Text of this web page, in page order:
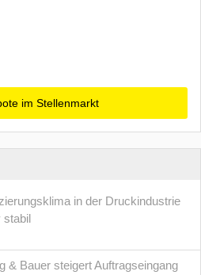
im Stellenmarkt
in der Druckindustrie
stabil
& Bauer steigert Auftragseingang